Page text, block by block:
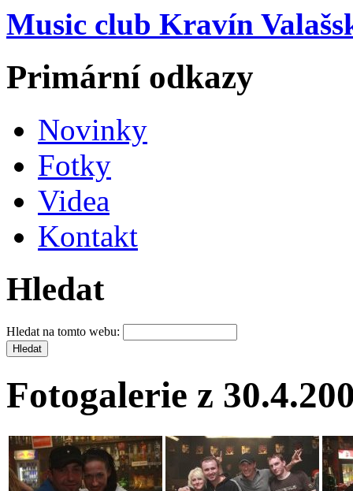
Music club Kravín
Primární odkazy
Novinky
Fotky
Videa
Kontakt
Hledat
Hledat na tomto webu:
Fotogalerie z